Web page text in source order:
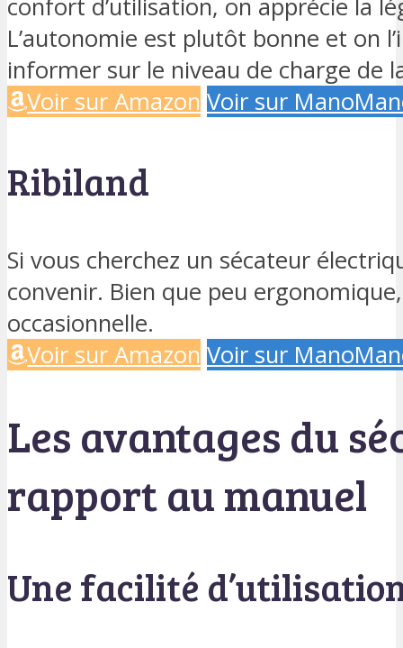
confort d’utilisation, on apprécie la
L’autonomie est plutôt bonne et on
informer sur le niveau de charge de
Voir sur Amazon Voir sur
Ribiland
Si vous cherchez un sécateur
convenir. Bien que peu
occasionnelle.
Voir sur Amazon Voir sur
Les avantages du
rapport au manuel
Une facilité